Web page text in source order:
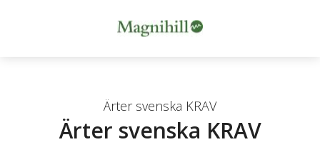
Ärter svenska KRAV
Ärter svenska KRAV